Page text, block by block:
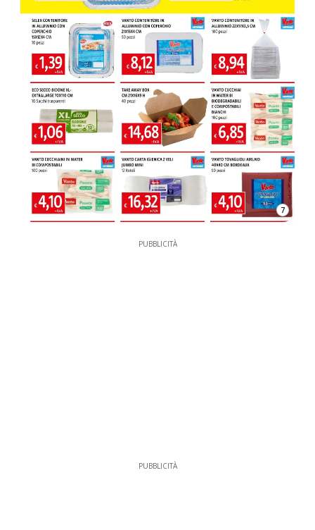
7
PUBBLICITÀ
PUBBLICITÀ